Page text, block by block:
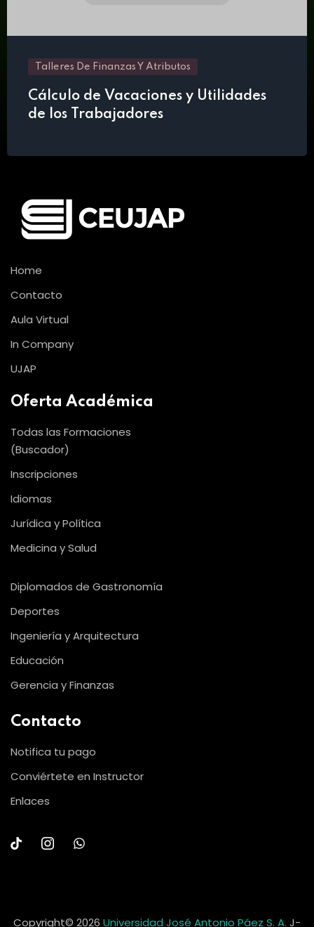
Talleres De Finanzas Y Atributos
Cálculo de Vacaciones y Utilidades
de los Trabajadores
Home
Contacto
Aula Virtual
In Company
UJAP
Oferta Académica
Todas las Formaciones
(Buscador)
Inscripciones
Idiomas
Jurídica y Política
Medicina y Salud
Diplomados de Gastronomía
Deportes
Ingeniería y Arquitectura
Educación
Gerencia y Finanzas
Contacto
Notifica tu pago
Conviértete en Instructor
Enlaces
Copyright© 2026 Universidad José Antonio Páez S. A. J-